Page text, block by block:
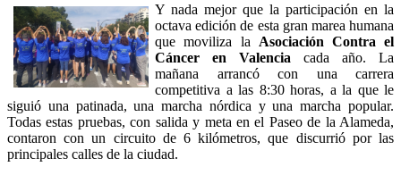
Y nada mejor que la participación en la
octava edición de esta gran marea humana
que moviliza la Asociación Contra el
Cáncer en Valenciacada año. La
mañana arrancó con una carrera
competitiva a las 8:30 horas, a la que le
siguió una patinada, una marcha nórdica y una marcha popular.
Todas estas pruebas, con salida y meta en el Paseo de la Alameda,
contaron con un circuito de 6 kilómetros, que discurrió por las
principales calles de la ciudad.